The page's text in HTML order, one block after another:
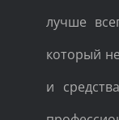
лучше
который
и